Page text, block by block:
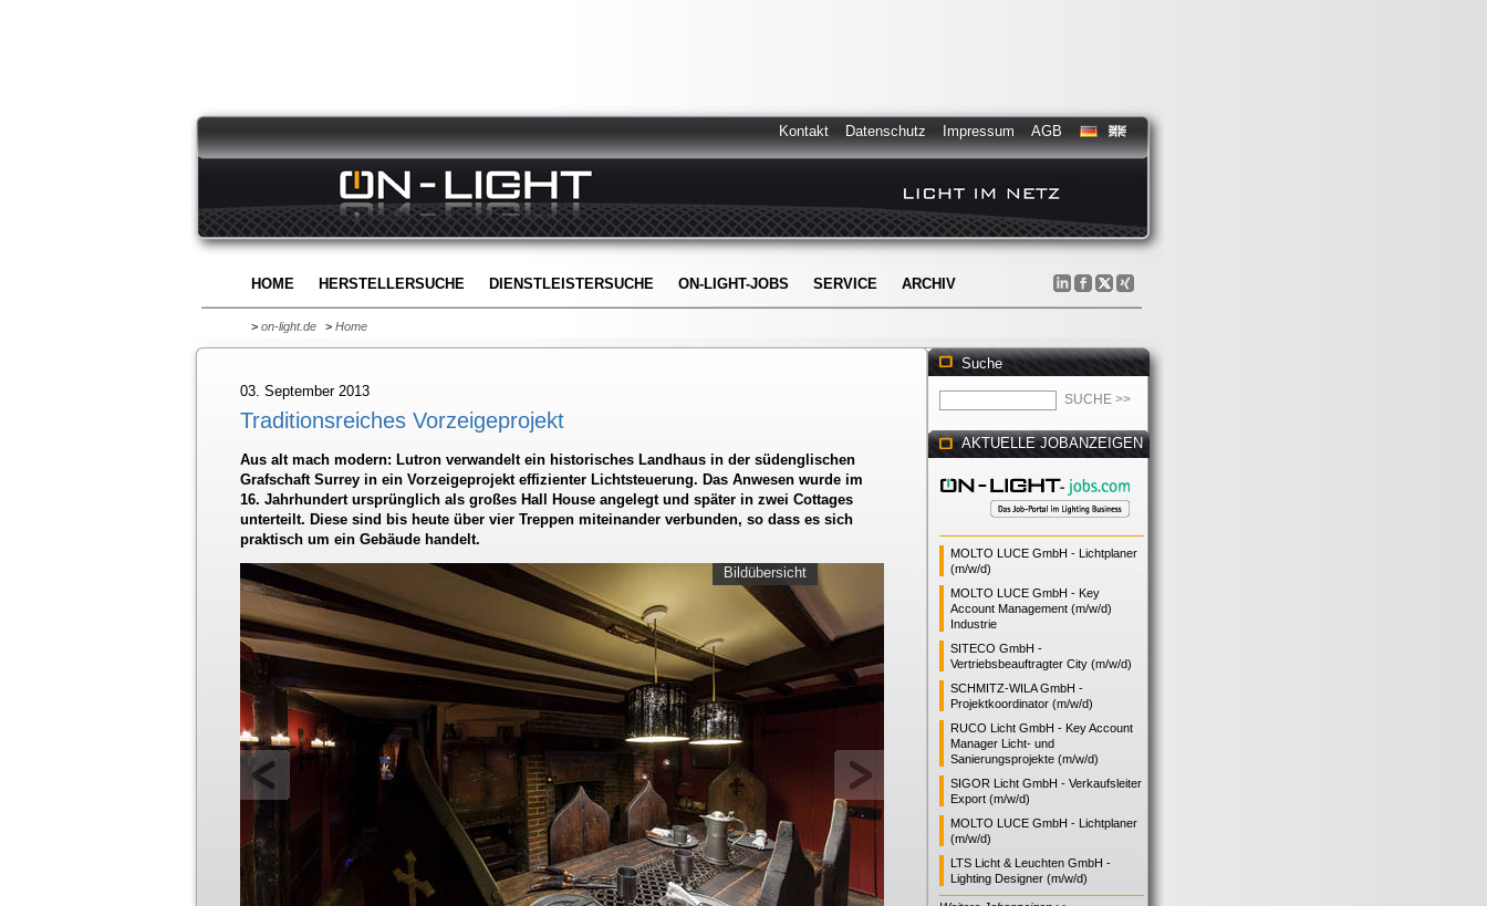
Kontakt Datenschutz Impressum AGB
HOME HERSTELLERSUCHE DIENSTLEISTERSUCHE ON-LIGHT-JOBS SERVICE ARCHIV
> on-light.de > Home
03. September 2013
Traditionsreiches Vorzeigeprojekt
Aus alt mach modern: Lutron verwandelt ein historisches Landhaus in der südenglischen
Grafschaft Surrey in ein Vorzeigeprojekt effizienter Lichtsteuerung. Das Anwesen wurde im
16. Jahrhundert ursprünglich als großes Hall House angelegt und später in zwei Cottages
unterteilt. Diese sind bis heute über vier Treppen miteinander verbunden, so dass es sich
praktisch um ein Gebäude handelt.
Bildübersicht
Suche
AKTUELLE JOBANZEIGEN
MOLTO LUCE GmbH - Lichtplaner
(m/w/d)
MOLTO LUCE GmbH - Key
Account Management (m/w/d)
Industrie
SITECO GmbH -
Vertriebsbeauftragter City (m/w/d)
SCHMITZ-WILA GmbH -
Projektkoordinator (m/w/d)
RUCO Licht GmbH - Key Account
Manager Licht- und
Sanierungsprojekte (m/w/d)
SIGOR Licht GmbH - Verkaufsleiter
Export (m/w/d)
MOLTO LUCE GmbH - Lichtplaner
(m/w/d)
LTS Licht & Leuchten GmbH -
Lighting Designer (m/w/d)